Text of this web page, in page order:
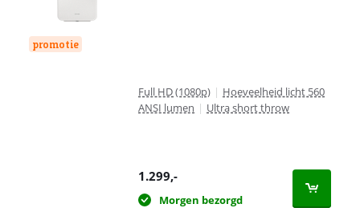
promotie
Full HD (1080p) | Hoeveelheid licht 560
ANSI lumen | Ultra short throw
1.299,-
Morgen bezorgd